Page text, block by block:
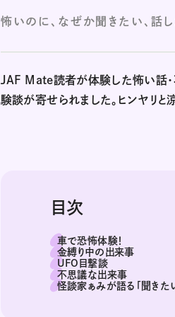
怖いのに、なぜか聞きたい、話
JAF Mate読者が体験した怖い話
験談が寄せられました。ヒンヤリ
目次
車で恐怖体験！
金縛り中の出来事
UFO目撃談
不思議な出来事
怪談家ぁみが語る「聞きた